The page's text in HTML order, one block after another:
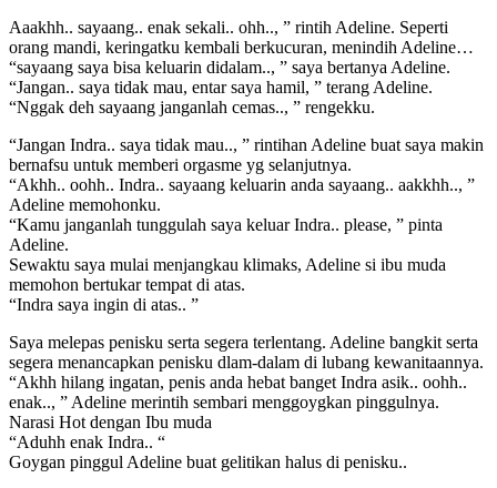
Aaakhh.. sayaang.. enak sekali.. ohh.., ” rintih Adeline. Seperti
orang mandi, keringatku kembali berkucuran, menindih Adeline…
“sayaang saya bisa keluarin didalam.., ” saya bertanya Adeline.
“Jangan.. saya tidak mau, entar saya hamil, ” terang Adeline.
“Nggak deh sayaang janganlah cemas.., ” rengekku.
“Jangan Indra.. saya tidak mau.., ” rintihan Adeline buat saya makin
bernafsu untuk memberi orgasme yg selanjutnya.
“Akhh.. oohh.. Indra.. sayaang keluarin anda sayaang.. aakkhh.., ”
Adeline memohonku.
“Kamu janganlah tunggulah saya keluar Indra.. please, ” pinta
Adeline.
Sewaktu saya mulai menjangkau klimaks, Adeline si ibu muda
memohon bertukar tempat di atas.
“Indra saya ingin di atas.. ”
Saya melepas penisku serta segera terlentang. Adeline bangkit serta
segera menancapkan penisku dlam-dalam di lubang kewanitaannya.
“Akhh hilang ingatan, penis anda hebat banget Indra asik.. oohh..
enak.., ” Adeline merintih sembari menggoygkan pinggulnya.
Narasi Hot dengan Ibu muda
“Aduhh enak Indra.. “
Goygan pinggul Adeline buat gelitikan halus di penisku..